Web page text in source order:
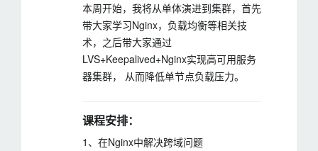
本周开始，我将从单体演进到集群，首先
带大家学习Nginx，负载均衡等相关技
术，之后带大家通过
LVS+Keepalived+Nginx实现高可用服务
器集群， 从而降低单节点负载压力。
课程安排：
1、在Nginx中解决跨域问题